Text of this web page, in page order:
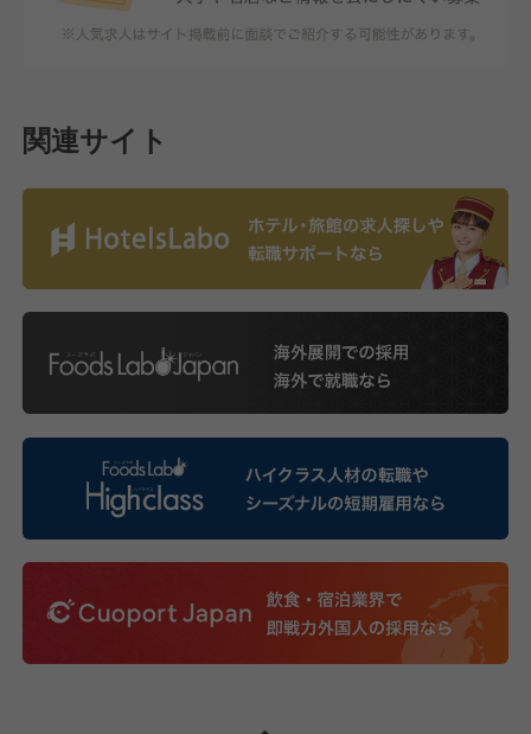
関連サイト